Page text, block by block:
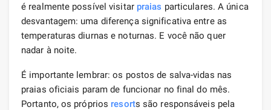
é realmente possível visitar praias particulares. A única
desvantagem: uma diferença significativa entre as
temperaturas diurnas e noturnas. E você não quer
nadar à noite.
É importante lembrar: os postos de salva-vidas nas
praias oficiais param de funcionar no final do mês.
Portanto, os próprios resorts são responsáveis ​​pela